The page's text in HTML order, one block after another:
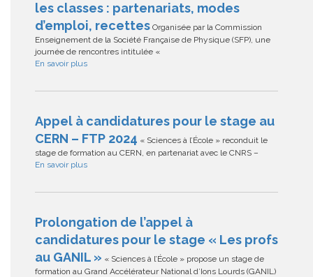
les classes : partenariats, modes
d’emploi, recettes Organisée par la Commission
Enseignement de la Société Française de Physique (SFP), une
journée de rencontres intitulée «
En savoir plus
Appel à candidatures pour le stage au
CERN – FTP 2024 « Sciences à l’École » reconduit le
stage de formation au CERN, en partenariat avec le CNRS –
En savoir plus
Prolongation de l’appel à
candidatures pour le stage « Les profs
au GANIL » « Sciences à l’École » propose un stage de
formation au Grand Accélérateur National d’Ions Lourds (GANIL)